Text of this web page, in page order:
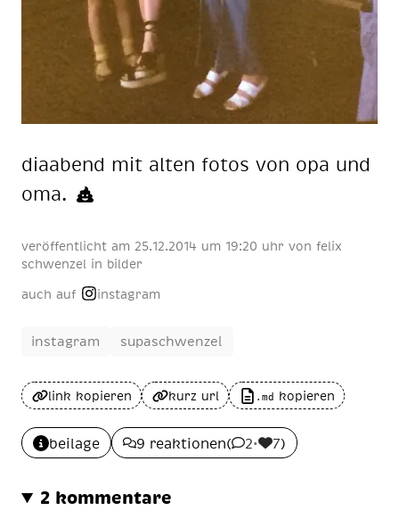
dia­abend mit al­ten fo­tos von opa und
oma.
veröffentlicht am 25 12 2014 um 19:20 uhr von felix
schwenzel in bilder
auch auf instagram
instagram supaschwenzel
link kopieren kurz url .md kopieren
beilage 9 reaktionen( 2• 7)
2 kommentare